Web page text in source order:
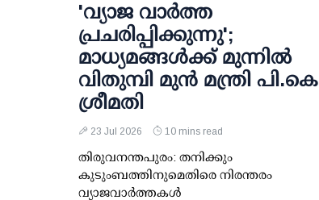
'വ്യാജ വാര്‍ത്ത
പ്രചരിപ്പിക്കുന്നു';
മാധ്യമങ്ങള്‍ക്ക് മുന്നില്‍
വിതുമ്പി മുന്‍ മന്ത്രി പി.കെ
ശ്രീമതി
23 Jul 2026 10 mins read
തിരുവനന്തപുരം: തനിക്കും
കുടുംബത്തിനുമെതിരെ നിരന്തരം
വ്യാജവാര്‍ത്തകള്‍